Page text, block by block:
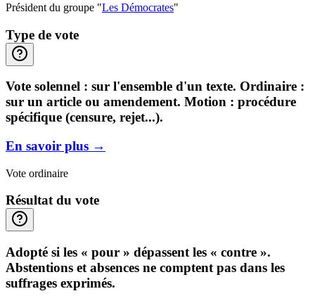
Président du groupe "Les Démocrates"
Type de vote
Vote solennel : sur l'ensemble d'un texte. Ordinaire :
sur un article ou amendement. Motion : procédure
spécifique (censure, rejet...).
En savoir plus →
Vote ordinaire
Résultat du vote
Adopté si les « pour » dépassent les « contre ».
Abstentions et absences ne comptent pas dans les
suffrages exprimés.